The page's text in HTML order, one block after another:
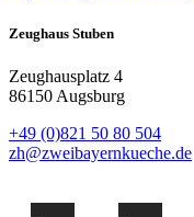
Zeughaus Stuben
Zeughausplatz 4
86150 Augsburg
+49 (0)821 50 80 504
zh@zweibayernkueche.de